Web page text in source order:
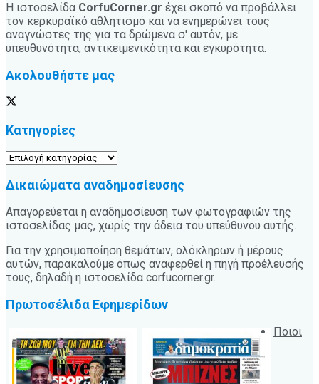
Η ιστοσελίδα CorfuCorner.gr έχει σκοπό να προβάλλει
τον κερκυραϊκό αθλητισμό και να ενημερώνει τους
αναγνώστες της για τα δρώμενα σ' αυτόν, με
υπευθυνότητα, αντικειμενικότητα και εγκυρότητα.
Ακολουθήστε μας
Κατηγορίες
Κατηγορίες
Δικαιώματα αναδημοσίευσης
Απαγορεύεται η αναδημοσίευση των φωτογραφιών της
ιστοσελίδας μας, χωρίς την άδεια του υπεύθυνου αυτής.
Για την χρησιμοποίηση θεμάτων, ολόκληρων ή μέρους
αυτών, παρακαλούμε όπως αναφερθεί η πηγή προέλευσής
τους, δηλαδή η ιστοσελίδα corfucorner.gr.
Πρωτοσέλιδα Εφημερίδων
Ποιοι